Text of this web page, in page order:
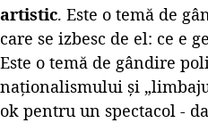
artistic. Este o temă de
care se izbesc de el: ce e
Este o temă de gândire
naționalismului și
ok pentru un spectacol -